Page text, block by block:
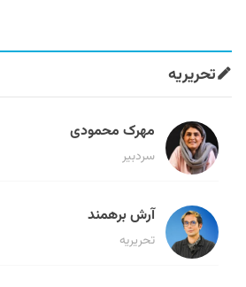
تحریریه
مهرک محمودی
سردبیر
آرش برهمند
تحریریه